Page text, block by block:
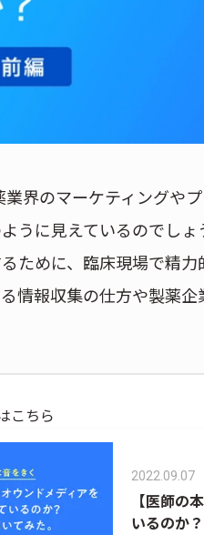
業界のマーケティングや
うに見えているのでし
ために、臨床現場で精
情報収集の仕方や製薬
こちら
2022.09.07
【医師の
いるのか